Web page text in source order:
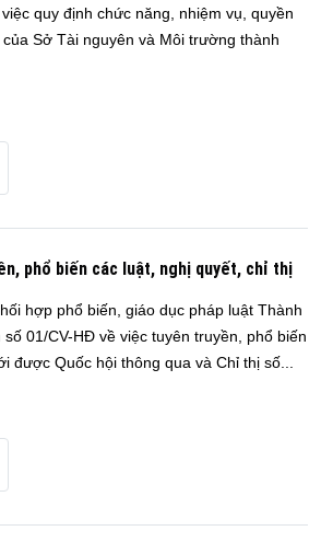
quy định chức năng, nhiệm vụ, quyền
Sở Tài nguyên và Môi trường thành
phổ biến các luật, nghị quyết, chỉ thị
hợp phổ biến, giáo dục pháp luật Thành
01/CV-HĐ về việc tuyên truyền, phổ biến
được Quốc hội thông qua và Chỉ thị số...